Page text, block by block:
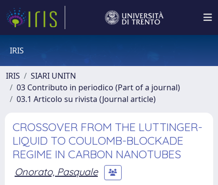
IRIS
IRIS
SIARI UNITN
03 Contributo in periodico (Part of a journal)
03.1 Articolo su rivista (Journal article)
CROSSOVER FROM THE LUTTINGER-
LIQUID TO COULOMB-BLOCKADE
REGIME IN CARBON NANOTUBES
Onorato, Pasquale